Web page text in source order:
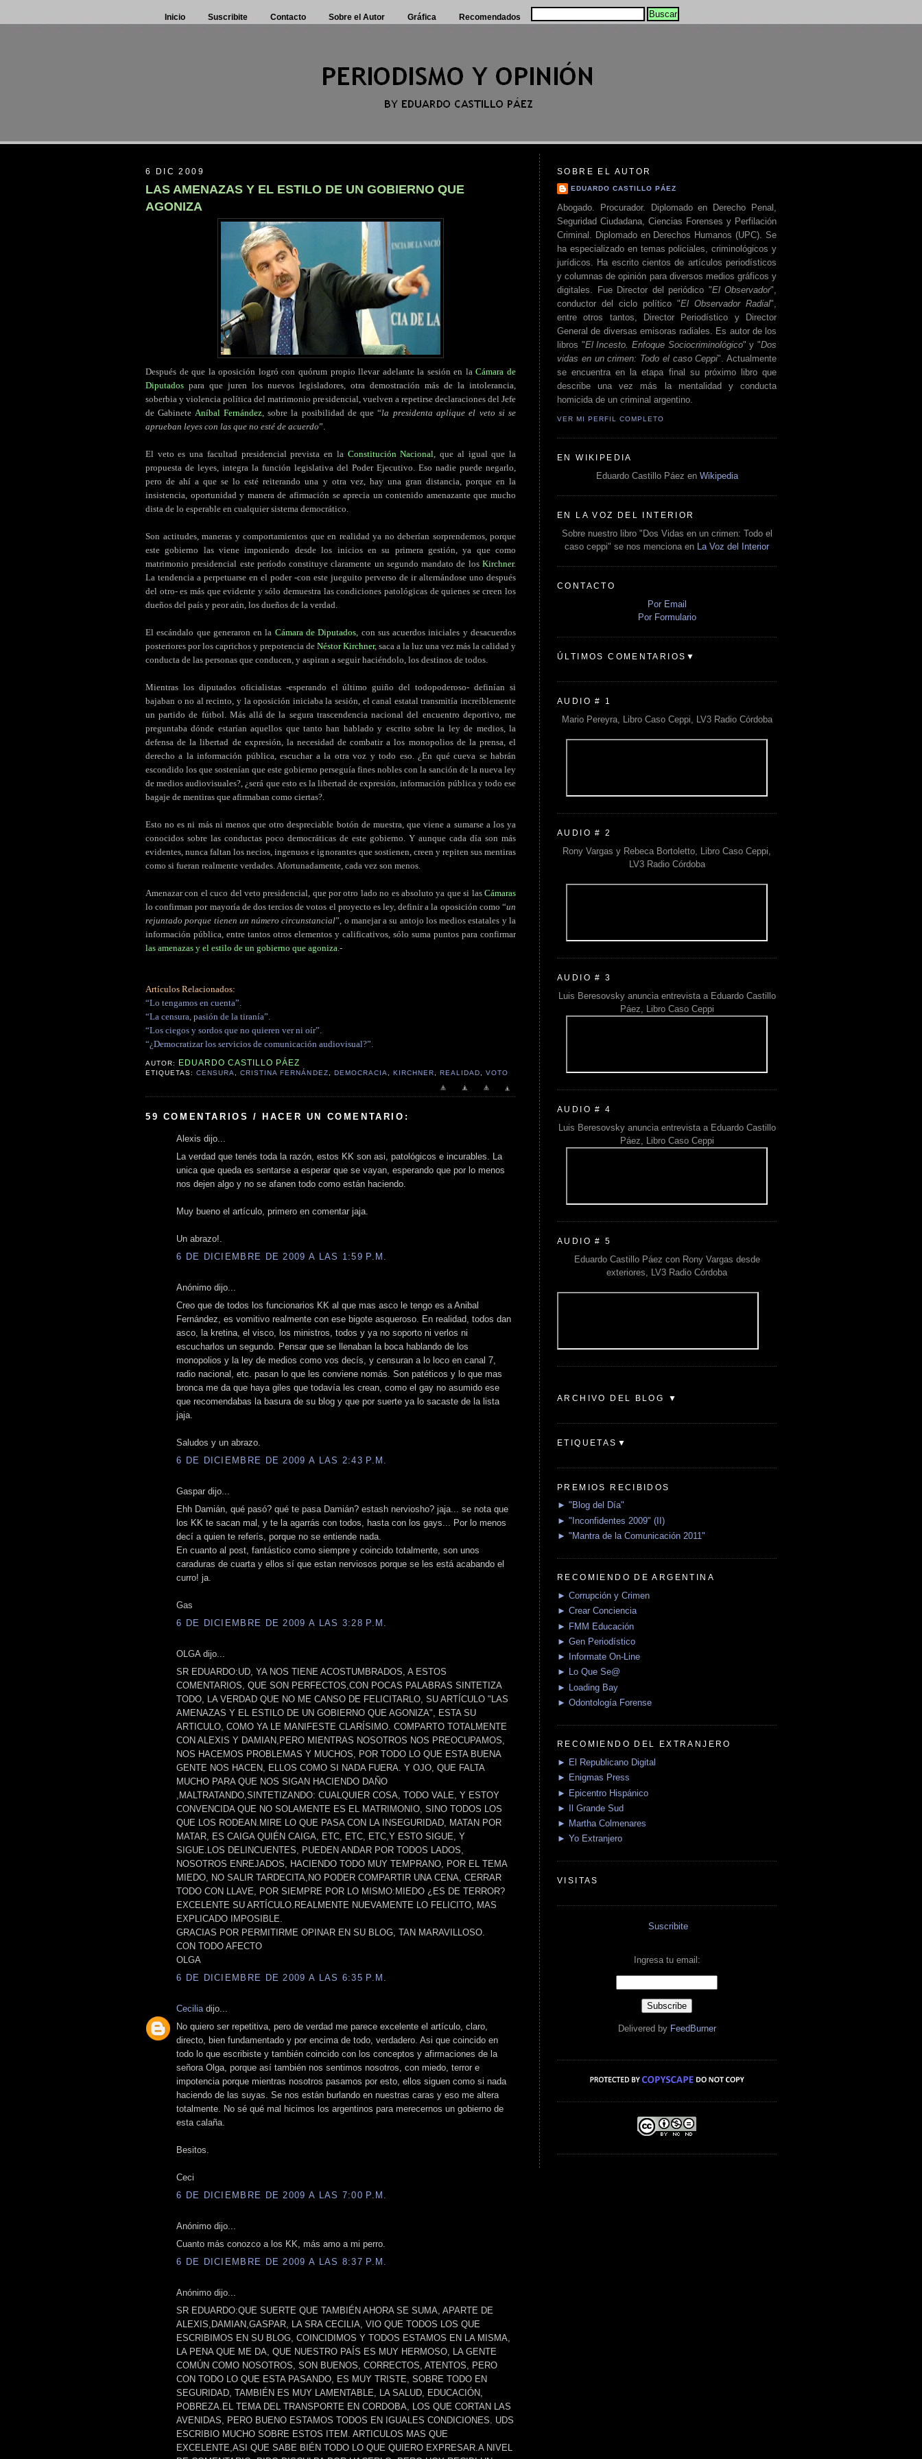
Inicio Suscribite Contacto Sobre el Autor Gráfica Recomendados
6 DIC 2009
LAS AMENAZAS Y EL ESTILO DE UN GOBIERNO QUE
AGONIZA
Después de que la oposición logró con quórum propio llevar adelante la sesión en laCámara de
Diputados para que juren los nuevos legisladores, otra demostración más de la intolerancia,
soberbia y violencia política del matrimonio presidencial, vuelven a repetirse declaraciones del Jefe
de Gabinete Aníbal Fernández, sobre la posibilidad de que “la presidenta aplique el veto si se
aprueban leyes con las que no esté de acuerdo”.
El veto es una facultad presidencial prevista en la Constitución Nacional, que al igual que la
propuesta de leyes, integra la función legislativa del Poder Ejecutivo. Eso nadie puede negarlo,
pero de ahí a que se lo esté reiterando una y otra vez, hay una gran distancia, porque en la
insistencia, oportunidad y manera de afirmación se aprecia un contenido amenazante que mucho
dista de lo esperable en cualquier sistema democrático.
Son actitudes, maneras y comportamientos que en realidad ya no deberían sorprendernos, porque
este gobierno las viene imponiendo desde los inicios en su primera gestión, ya que como
matrimonio presidencial este período constituye claramente un segundo mandato de los Kirchner.
La tendencia a perpetuarse en el poder -con este jueguito perverso de ir alternándose uno después
del otro- es más que evidente y sólo demuestra las condiciones patológicas de quienes se creen los
dueños del país y peor aún, los dueños de la verdad.
El escándalo que generaron en la Cámara de Diputados, con sus acuerdos iniciales y desacuerdos
posteriores por los caprichos y prepotencia de Néstor Kirchner, saca a la luz una vez más la calidad y
conducta de las personas que conducen, y aspiran a seguir haciéndolo, los destinos de todos.
Mientras los diputados oficialistas -esperando el último guiño del todopoderoso- definían si
bajaban o no al recinto, y la oposición iniciaba la sesión, el canal estatal transmitía increíblemente
un partido de fútbol. Más allá de la segura trascendencia nacional del encuentro deportivo, me
preguntaba dónde estarían aquellos que tanto han hablado y escrito sobre la ley de medios, la
defensa de la libertad de expresión, la necesidad de combatir a los monopolios de la prensa, el
derecho a la información pública, escuchar a la otra voz y todo eso. ¿En qué cueva se habrán
escondido los que sostenían que este gobierno perseguía fines nobles con la sanción de la nueva ley
de medios audiovisuales?, ¿será que esto es la libertad de expresión, información pública y todo ese
bagaje de mentiras que afirmaban como ciertas?.
Esto no es ni más ni menos que otro despreciable botón de muestra, que viene a sumarse a los ya
conocidos sobre las conductas poco democráticas de este gobierno. Y aunque cada día son más
evidentes, nunca faltan los necios, ingenuos e ignorantes que sostienen, creen y repiten sus mentiras
como si fueran realmente verdades. Afortunadamente, cada vez son menos.
Amenazar con el cuco del veto presidencial, que por otro lado no es absoluto ya que si las Cámaras
lo confirman por mayoría de dos tercios de votos el proyecto es ley, definir a la oposición como “un
rejuntado porque tienen un número circunstancial”, o manejar a su antojo los medios estatales y la
información pública, entre tantos otros elementos y calificativos, sólo suma puntos para confirmar
las amenazas y el estilo de un gobierno que agoniza.-
Artículos Relacionados:
“Lo tengamos en cuenta”.
“La censura, pasión de la tiranía”.
“Los ciegos y sordos que no quieren ver ni oír”.
“¿Democratizar los servicios de comunicación audiovisual?”.
AUTOR: EDUARDO CASTILLO PÁEZ
ETIQUETAS:CENSURA ,CRISTINA FERNÁNDEZ DEMOCRACIA KIRCHNER REALIDAD ,VOTO
59 COMENTARIOS / HACER UN COMENTARIO:
Alexis dijo...
La verdad que tenés toda la razón, estos KK son asi, patológicos e incurables. La
unica que queda es sentarse a esperar que se vayan, esperando que por lo menos
nos dejen algo y no se afanen todo como están haciendo.
Muy bueno el artículo, primero en comentar jaja.
Un abrazo!.
6 DE DICIEMBRE DE 2009 A LAS 1:59 P.M.
Anónimo dijo...
Creo que de todos los funcionarios KK al que mas asco le tengo es a Anibal
Fernández, es vomitivo realmente con ese bigote asqueroso. En realidad, todos dan
asco, la kretina, el visco, los ministros, todos y ya no soporto ni verlos ni
escucharlos un segundo. Pensar que se llenaban la boca hablando de los
monopolios y la ley de medios como vos decís, y censuran a lo loco en canal 7,
radio nacional, etc. pasan lo que les conviene nomás. Son patéticos y lo que mas
bronca me da que haya giles que todavía les crean, como el gay no asumido ese
que recomendabas la basura de su blog y que por suerte ya lo sacaste de la lista
jaja.
Saludos y un abrazo.
6 DE DICIEMBRE DE 2009 A LAS 2:43 P.M.
Gaspar dijo...
Ehh Damián, qué pasó? qué te pasa Damián? estash nerviosho? jaja... se nota que
los KK te sacan mal, y te la agarrás con todos, hasta con los gays... Por lo menos
decí a quien te referís, porque no se entiende nada.
En cuanto al post, fantástico como siempre y coincido totalmente, son unos
caraduras de cuarta y ellos sí que estan nerviosos porque se les está acabando el
curro! ja.
Gas
6 DE DICIEMBRE DE 2009 A LAS 3:28 P.M.
OLGA dijo...
SR EDUARDO:UD, YA NOS TIENE ACOSTUMBRADOS, A ESTOS
COMENTARIOS, QUE SON PERFECTOS,CON POCAS PALABRAS SINTETIZA
TODO, LA VERDAD QUE NO ME CANSO DE FELICITARLO, SU ARTÍCULO "LAS
AMENAZAS Y EL ESTILO DE UN GOBIERNO QUE AGONIZA", ESTA SU
ARTICULO, COMO YA LE MANIFESTE CLARÍSIMO. COMPARTO TOTALMENTE
CON ALEXIS Y DAMIAN,PERO MIENTRAS NOSOTROS NOS PREOCUPAMOS,
NOS HACEMOS PROBLEMAS Y MUCHOS, POR TODO LO QUE ESTA BUENA
GENTE NOS HACEN, ELLOS COMO SI NADA FUERA. Y OJO, QUE FALTA
MUCHO PARA QUE NOS SIGAN HACIENDO DAÑO
,MALTRATANDO,SINTETIZANDO: CUALQUIER COSA, TODO VALE, Y ESTOY
CONVENCIDA QUE NO SOLAMENTE ES EL MATRIMONIO, SINO TODOS LOS
QUE LOS RODEAN.MIRE LO QUE PASA CON LA INSEGURIDAD, MATAN POR
MATAR, ES CAIGA QUIÉN CAIGA, ETC, ETC, ETC,Y ESTO SIGUE, Y
SIGUE.LOS DELINCUENTES, PUEDEN ANDAR POR TODOS LADOS,
NOSOTROS ENREJADOS, HACIENDO TODO MUY TEMPRANO, POR EL TEMA
MIEDO, NO SALIR TARDECITA,NO PODER COMPARTIR UNA CENA, CERRAR
TODO CON LLAVE, POR SIEMPRE POR LO MISMO:MIEDO ¿ES DE TERROR?
EXCELENTE SU ARTÍCULO.REALMENTE NUEVAMENTE LO FELICITO, MAS
EXPLICADO IMPOSIBLE.
GRACIAS POR PERMITIRME OPINAR EN SU BLOG, TAN MARAVILLOSO.
CON TODO AFECTO
OLGA
6 DE DICIEMBRE DE 2009 A LAS 6:35 P.M.
Cecilia dijo...
No quiero ser repetitiva, pero de verdad me parece excelente el artículo, claro,
directo, bien fundamentado y por encima de todo, verdadero. Asi que coincido en
todo lo que escribiste y también coincido con los conceptos y afirmaciones de la
señora Olga, porque así también nos sentimos nosotros, con miedo, terror e
impotencia porque mientras nosotros pasamos por esto, ellos siguen como si nada
haciendo de las suyas. Se nos están burlando en nuestras caras y eso me altera
totalmente. No sé qué mal hicimos los argentinos para merecernos un gobierno de
esta calaña.
Besitos.
Ceci
6 DE DICIEMBRE DE 2009 A LAS 7:00 P.M.
Anónimo dijo...
Cuanto más conozco a los KK, más amo a mi perro.
6 DE DICIEMBRE DE 2009 A LAS 8:37 P.M.
Anónimo dijo...
SR EDUARDO:QUE SUERTE QUE TAMBIÉN AHORA SE SUMA, APARTE DE
ALEXIS,DAMIAN,GASPAR, LA SRA CECILIA, VIO QUE TODOS LOS QUE
ESCRIBIMOS EN SU BLOG, COINCIDIMOS Y TODOS ESTAMOS EN LA MISMA,
LA PENA QUE ME DA, QUE NUESTRO PAÍS ES MUY HERMOSO, LA GENTE
COMÚN COMO NOSOTROS, SON BUENOS, CORRECTOS, ATENTOS, PERO
CON TODO LO QUE ESTA PASANDO, ES MUY TRISTE, SOBRE TODO EN
SEGURIDAD, TAMBIÉN ES MUY LAMENTABLE, LA SALUD, EDUCACIÓN,
POBREZA.EL TEMA DEL TRANSPORTE EN CORDOBA, LOS QUE CORTAN LAS
AVENIDAS, PERO BUENO ESTAMOS TODOS EN IGUALES CONDICIONES. UDS
ESCRIBIO MUCHO SOBRE ESTOS ITEM. ARTICULOS MAS QUE
EXCELENTE,ASI QUE SABE BIÉN TODO LO QUE QUIERO EXPRESAR.A NIVEL
SOBRE EL AUTOR
EDUARDO CASTILLO PÁEZ
Abogado. Procurador. Diplomado en Derecho Penal,
Seguridad Ciudadana, Ciencias Forenses y Perfilación
Criminal. Diplomado en Derechos Humanos (UPC). Se
ha especializado en temas policiales, criminológicos y
jurídicos. Ha escrito cientos de artículos periodísticos
y columnas de opinión para diversos medios gráficos y
digitales. Fue Director del periódico "El Observador",
conductor del ciclo político "El Observador Radial",
entre otros tantos, Director Periodístico y Director
General de diversas emisoras radiales. Es autor de los
libros "El Incesto. Enfoque Sociocriminológico" y "Dos
vidas en un crimen: Todo el caso Ceppi". Actualmente
se encuentra en la etapa final su próximo libro que
describe una vez más la mentalidad y conducta
homicida de un criminal argentino.
VER MI PERFIL COMPLETO
EN WIKIPEDIA
Eduardo Castillo Páez en Wikipedia
EN LA VOZ DEL INTERIOR
Sobre nuestro libro "Dos Vidas en un crimen: Todo el
caso ceppi" se nos menciona en
La Voz del Interior
CONTACTO
Por Email
Por Formulario
ÚLTIMOS COMENTARIOS▼
AUDIO # 1
Mario Pereyra, Libro Caso Ceppi, LV3 Radio Córdoba
AUDIO # 2
Rony Vargas y Rebeca Bortoletto, Libro Caso Ceppi,
LV3 Radio Córdoba
AUDIO # 3
Luis Beresovsky anuncia entrevista a Eduardo Castillo
Páez, Libro Caso Ceppi
AUDIO # 4
Luis Beresovsky anuncia entrevista a Eduardo Castillo
Páez, Libro Caso Ceppi
AUDIO # 5
Eduardo Castillo Páez con Rony Vargas desde
exteriores, LV3 Radio Córdoba
ARCHIVO DEL BLOG ▼
ETIQUETAS▼
PREMIOS RECIBIDOS
► "Blog del Día"
► "Inconfidentes 2009" (II)
► "Mantra de la Comunicación 2011"
RECOMIENDO DE ARGENTINA
► Corrupción y Crimen
► Crear Conciencia
► FMM Educación
► Gen Periodístico
► Informate On-Line
► Lo Que Se@
► Loading Bay
► Odontología Forense
RECOMIENDO DEL EXTRANJERO
► El Republicano Digital
► Enigmas Press
► Epicentro Hispánico
► Il Grande Sud
► Martha Colmenares
► Yo Extranjero
VISITAS
Suscribite
Ingresa tu email:
Delivered by FeedBurner